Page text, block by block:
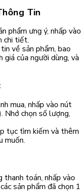
Tin
phẩm ưng ý, nhấp vào
chi tiết.
về sản phẩm, bao
của người dùng, và
mua, nhấp vào nút
Nhớ chọn số lượng,
tục tìm kiếm và thêm
muốn.
thanh toán, nhấp vào
sản phẩm đã chọn 1